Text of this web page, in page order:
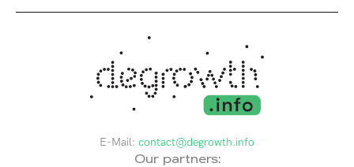
E-Mail: contact@degrowth.info
Our partners: